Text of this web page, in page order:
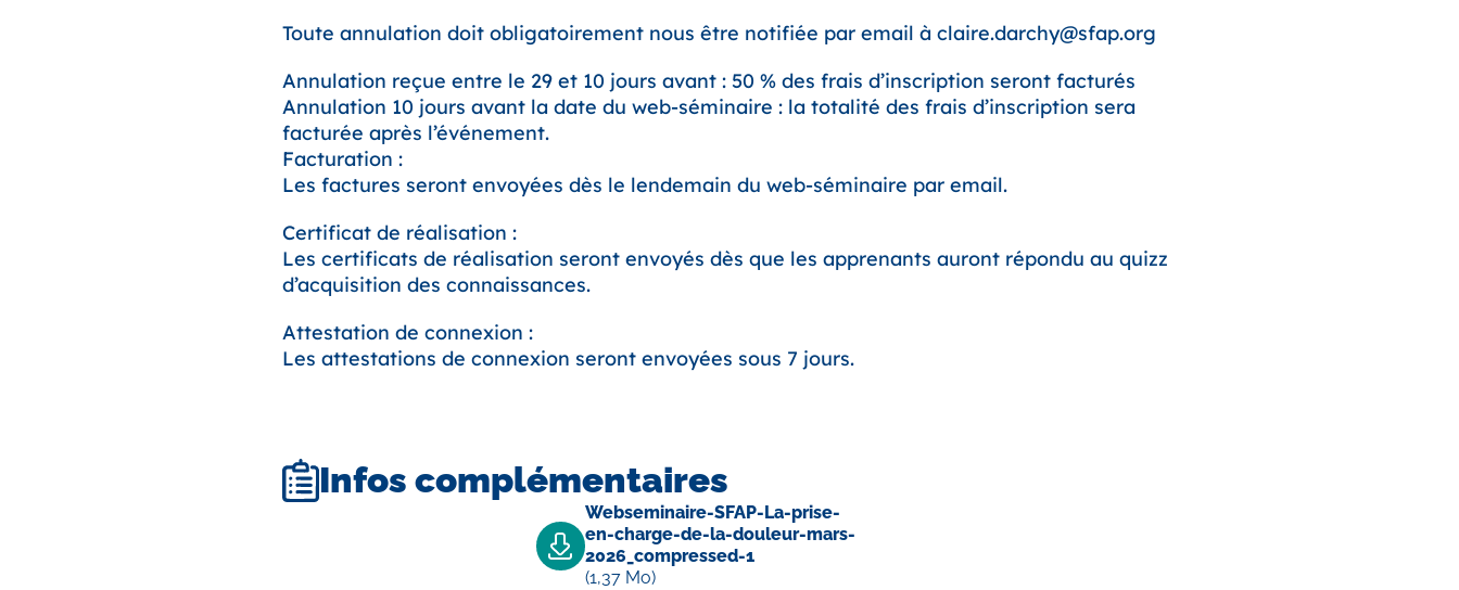
Toute annulation doit obligatoirement nous être notifiée par email à claire.darchy@sfap.org
Annulation reçue entre le 29 et 10 jours avant : 50 % des frais d’inscription seront facturés
Annulation 10 jours avant la date du web-séminaire : la totalité des frais d’inscription sera
facturée après l’événement.
Facturation :
Les factures seront envoyées dès le lendemain du web-séminaire par email.
Certificat de réalisation :
Les certificats de réalisation seront envoyés dès que les apprenants auront répondu au quizz
d’acquisition des connaissances.
Attestation de connexion :
Les attestations de connexion seront envoyées sous 7 jours.
Infos complémentaires
Webseminaire-SFAP-La-prise-
en-charge-de-la-douleur-mars-
2026_compressed-1
(1,37 Mo)